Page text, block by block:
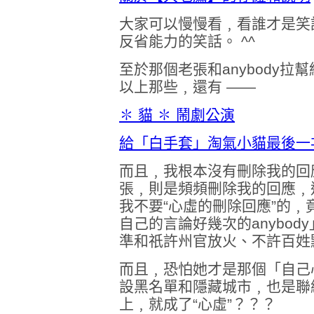
大家可以慢慢看﹐看誰才是
反省能力的笑話。 ^^
至於那個老張和anybody拉
以上那些﹐還有 ——
✽ 貓 ✽ 鬧劇公演
給「白手套」淘氣小貓最後
而且﹐我根本沒有刪除我的
張﹐則是頻頻刪除我的回應
我不要“心虛的刪除回應”的
自己的言論好幾次的
準和祇許州官放火、不許百
而且﹐恐怕她才是那個「自
設黑名單和隱藏城市﹐也是
上﹐就成了“心虛”？？？